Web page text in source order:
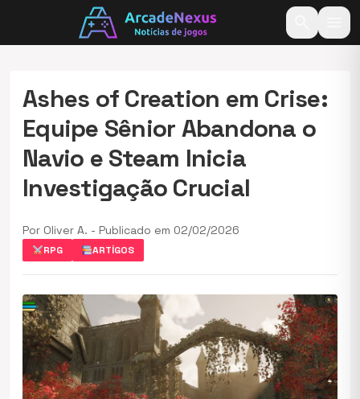
Ashes of Creation em Crise:
Equipe Sênior Abandona o
Navio e Steam Inicia
Investigação Crucial
Por Oliver A. - Publicado em 02/02/2026
RPG ARTÍGOS